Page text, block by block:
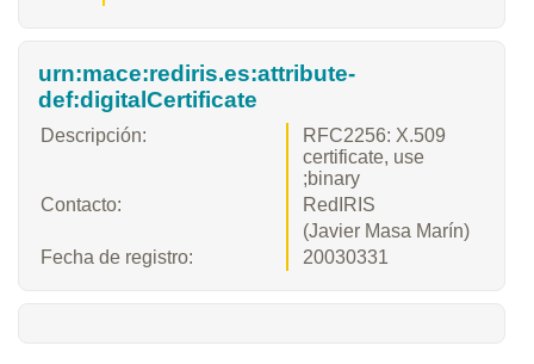
urn:mace:rediris.es:attribute-
def:digitalCertificate
Descripción:
RFC2256: X.509
certificate, use
;binary
Contacto:
RedIRIS
(Javier Masa Marín)
Fecha de registro:
20030331